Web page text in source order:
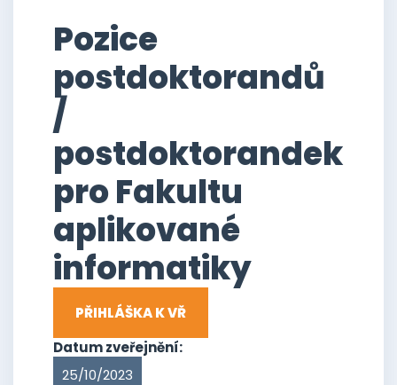
Pozice
postdoktorandů
/
postdoktorandek
pro Fakultu
aplikované
informatiky
PŘIHLÁŠKA K VŘ
Datum zveřejnění:
25/10/2023